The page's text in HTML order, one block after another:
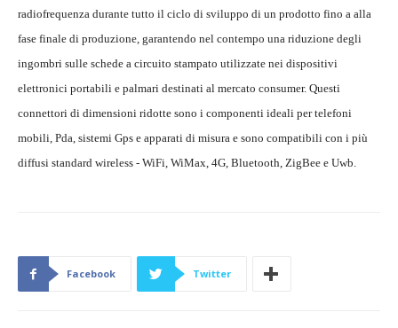
radiofrequenza durante tutto il ciclo di sviluppo di un prodotto fino a alla
fase finale di produzione, garantendo nel contempo una riduzione degli
ingombri sulle schede a circuito stampato utilizzate nei dispositivi
elettronici portabili e palmari destinati al mercato consumer. Questi
connettori di dimensioni ridotte sono i componenti ideali per telefoni
mobili, Pda, sistemi Gps e apparati di misura e sono compatibili con i più
diffusi standard wireless - WiFi, WiMax, 4G, Bluetooth, ZigBee e Uwb.
Facebook Twitter